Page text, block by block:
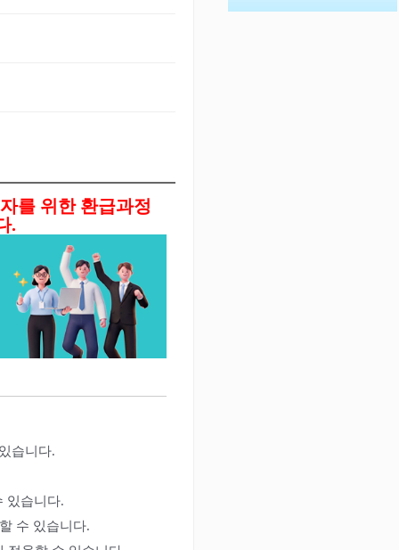
를 위한 환급과정
.
습니다.
있습니다.
수 있습니다.